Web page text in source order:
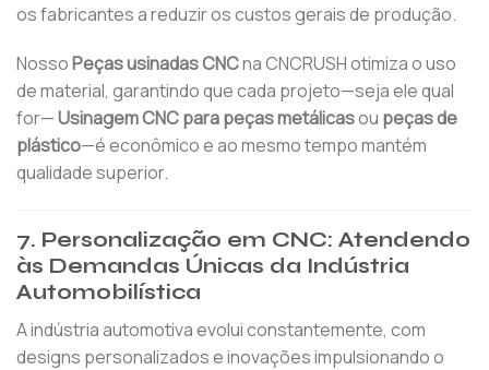
os fabricantes a reduzir os custos gerais de produção.
NossoPeças usinadas CNCna CNCRUSH otimiza o uso
de material, garantindo que cada projeto—seja ele qual
for—Usinagem CNC para peças metálicasou peças de
plástico—é econômico e ao mesmo tempo mantém
qualidade superior.
7. Personalização em CNC: Atendendo
às Demandas Únicas da Indústria
Automobilística
A indústria automotiva evolui constantemente, com
designs personalizados e inovações impulsionando o